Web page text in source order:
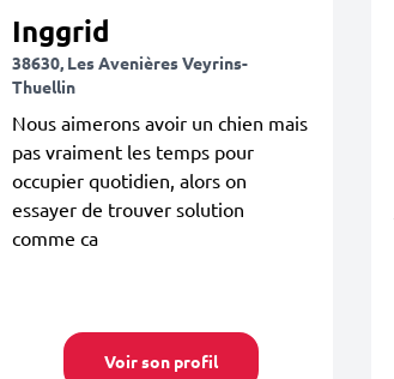
Inggrid
38630, Les Avenières Veyrins-
Thuellin
Nous aimerons avoir un chien mais
pas vraiment les temps pour
occupier quotidien, alors on
essayer de trouver solution
comme ca
Voir son profil